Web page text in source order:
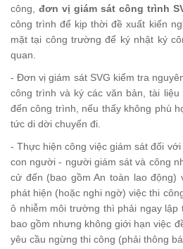
công, đơn vị giám sát công trình
công trình để kịp thời đề xuất kiến
mặt tại công trường để ký nhật ký
quan.
- Đơn vị giám sát SVG kiểm tra
công trình và ký các văn bản, tài
đến công trình, nếu thấy không phù
tức di dời chuyển đi.
- Thực hiện công việc giám sát đối
con người - người giám sát và công
cử đến (bao gồm An toàn lao động)
phát hiện (hoặc nghi ngờ) việc thi
ô nhiễm môi trường thì phải ngay lập
bao gồm nhưng không giới hạn việc
yêu cầu ngừng thi công (phải thông